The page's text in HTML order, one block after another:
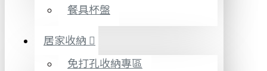
餐具杯盤
居家收納
免打孔收納專區